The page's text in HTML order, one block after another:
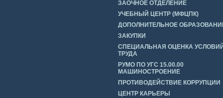
ЗАОЧНОЕ ОТДЕЛЕНИЕ
УЧЕБНЫЙ ЦЕНТР (МФЦПК)
ДОПОЛНИТЕЛЬНОЕ
ЗАКУПКИ
СПЕЦИАЛЬНАЯ ОЦЕНКА
ТРУДА
РУМО ПО УГС 15.00.00
МАШИНОСТРОЕНИЕ
ПРОТИВОДЕЙСТВИЕ КОРРУПЦИИ
ЦЕНТР КАРЬЕРЫ